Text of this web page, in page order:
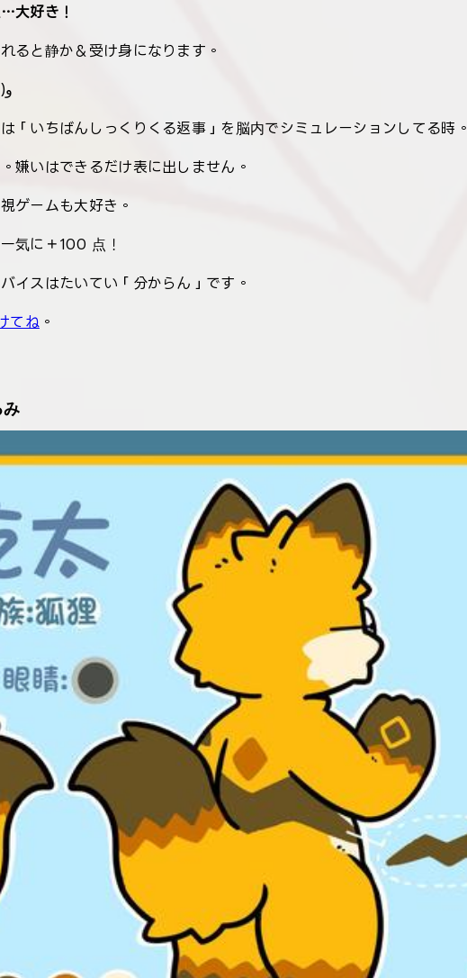
大好き！
ると静か＆受け身になります。
でもたくさん話しかけてもらえると、ずっと嬉しいよ (⁎˃ᴗ˂)و
いちばんしっくりくる返事」を脳内でシミュレーションしてる時。
嫌いはできるだけ表に出しません。
ゲームも大好き。
気に＋100 点！
イスはたいてい「分からん」です。
てね。
み